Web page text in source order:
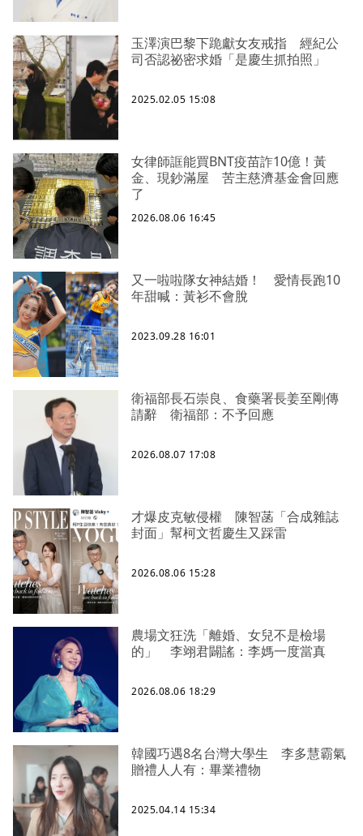
玉澤演巴黎下跪獻女友戒指 經紀公
司否認祕密求婚「是慶生抓拍照」
2025.02.05 15:08
女律師誆能買BNT疫苗詐10億！黃
金、現鈔滿屋 苦主慈濟基金會回應
了
2026.08.06 16:45
又一啦啦隊女神結婚！ 愛情長跑10
年甜喊：黃衫不會脫
2023.09.28 16:01
衛福部長石崇良、食藥署長姜至剛傳
請辭 衛福部：不予回應
2026.08.07 17:08
才爆皮克敏侵權 陳智菡「合成雜誌
封面」幫柯文哲慶生又踩雷
2026.08.06 15:28
農場文狂洗「離婚、女兒不是檢場
的」 李翊君闢謠：李媽一度當真
2026.08.06 18:29
韓國巧遇8名台灣大學生 李多慧霸氣
贈禮人人有：畢業禮物
2025.04.14 15:34